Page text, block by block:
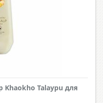
Talaypu для